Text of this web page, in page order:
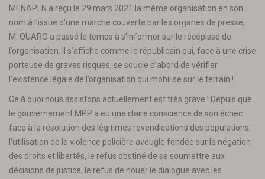
MENAPLN a reçu le 29 mars 2021 la même organisation en son
nom à l’issue d’une marche couverte par les organes de presse,
M. OUARO a passé le temps à s’informer sur le récépissé de
l’organisation. Il s’affiche comme le républicain qui, face à une crise
porteuse de graves risques, se soucie d’abord de vérifier
l’existence légale de l’organisation qui mobilise sur le terrain !
Ce à quoi nous assistons actuellement est très grave ! Depuis que
le gouvernement MPP a eu une claire conscience de son échec
face à la résolution des légitimes revendications des populations,
l’utilisation de la violence policière aveugle fondée sur la négation
des droits et libertés, le refus obstiné de se soumettre aux
décisions de justice, le refus de nouer le dialogue avec les